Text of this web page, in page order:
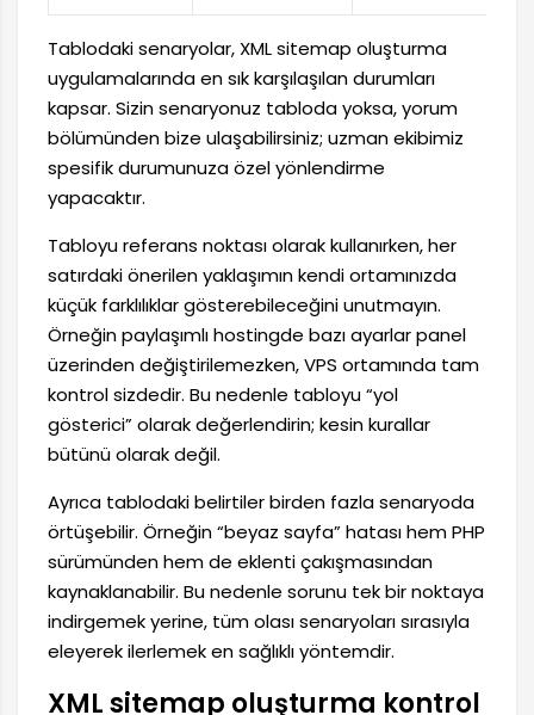
Tablodaki senaryolar, XML sitemap oluşturma
uygulamalarında en sık karşılaşılan durumları
kapsar. Sizin senaryonuz tabloda yoksa, yorum
bölümünden bize ulaşabilirsiniz; uzman ekibimiz
spesifik durumunuza özel yönlendirme
yapacaktır.
Tabloyu referans noktası olarak kullanırken, her
satırdaki önerilen yaklaşımın kendi ortamınızda
küçük farklılıklar gösterebileceğini unutmayın.
Örneğin paylaşımlı hostingde bazı ayarlar panel
üzerinden değiştirilemezken, VPS ortamında tam
kontrol sizdedir. Bu nedenle tabloyu “yol
gösterici” olarak değerlendirin; kesin kurallar
bütünü olarak değil.
Ayrıca tablodaki belirtiler birden fazla senaryoda
örtüşebilir. Örneğin “beyaz sayfa” hatası hem PHP
sürümünden hem de eklenti çakışmasından
kaynaklanabilir. Bu nedenle sorunu tek bir noktaya
indirgemek yerine, tüm olası senaryoları sırasıyla
eleyerek ilerlemek en sağlıklı yöntemdir.
XML sitemap oluşturma kontrol